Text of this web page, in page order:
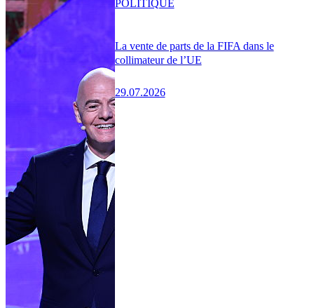
La vente de parts de la FIFA dans le
collimateur de l’UE
29.07.2026
POLITIQUE